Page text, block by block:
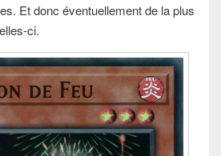
Et donc éventuellement de la plus
ci.